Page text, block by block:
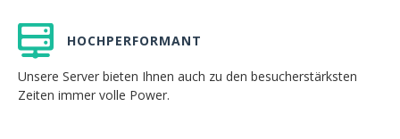
HOCHPERFORMANT
Unsere Server bieten Ihnen auch zu den besucherstärksten
Zeiten immer volle Power.